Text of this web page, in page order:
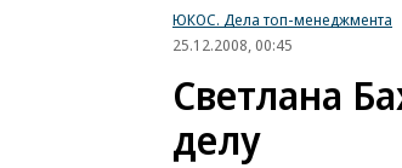
ЮКОС. Дела топ-менеджмента
25.12.2008, 00:45
Светлана
делу